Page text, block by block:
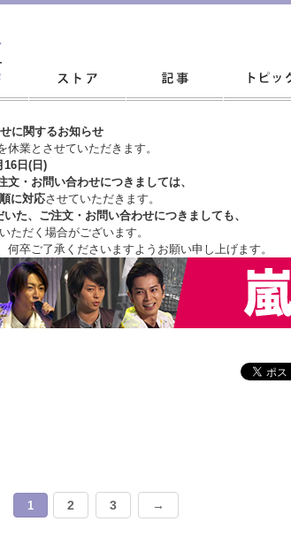
に関するお知らせ
業とさせていただきます。
16日(日)
・お問い合わせにつきましては、
に対応させていただきます。
た、ご注文・ お問い合わせにつきましても、
ただく場合がございます。
何卒ご了承くださいますようお願い申し上げます。
1 2 3 →